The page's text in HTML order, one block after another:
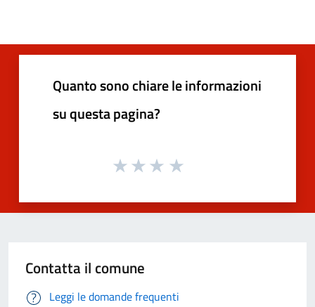
Quanto sono chiare le informazioni
su questa pagina?
Contatta il comune
Leggi le domande frequenti